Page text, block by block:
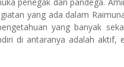
penegak dan pandega.
yang ada dalam
yang banyak
di antaranya adalah